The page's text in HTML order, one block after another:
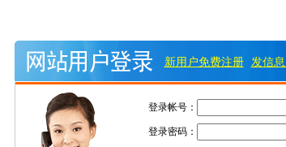
新用户免费注册 发信
登录帐号：
登录密码：